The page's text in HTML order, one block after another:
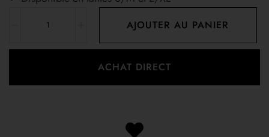
AJOUTER AU PANIER
ACHAT DIRECT